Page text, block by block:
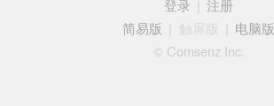
登录
注册
简易版
触屏版
电脑版
© Comsenz Inc.